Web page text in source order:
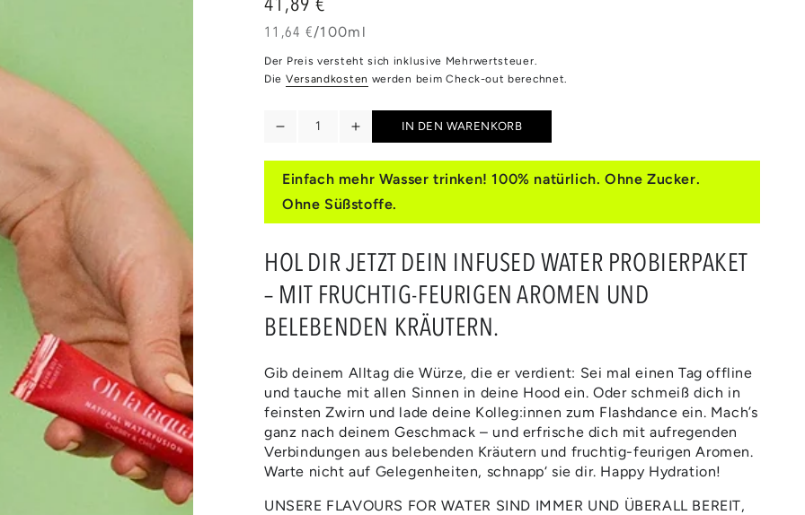
Regulärer
Preis
Stückpreis
11,64 €/
pro 100ml
Der Preis versteht sich inklusive Mehrwertsteuer.
Die Versandkosten werden beim Check-out berechnet.
Verringere
Menge
SPICE
UPS
HERBS
&amp;
SPICES
FLAVOURS
Erhöhe
Menge
für
SPICE
UPS
HERBS
&amp;
SPICES
FLAVOURS
IN DEN WARENKORB
Einfach mehr Wasser trinken! 100% natürlich. Ohne Zucker.
Ohne Süßstoffe.
HOL DIR JETZT DEIN INFUSED WATER PROBIERPAKET
– MIT FRUCHTIG-FEURIGEN AROMEN UND
BELEBENDEN KRÄUTERN.
Gib deinem Alltag die Würze, die er verdient: Sei mal einen Tag offline
und tauche mit allen Sinnen in deine Hood ein. Oder schmeiß dich in
feinsten Zwirn und lade deine Kolleg:innen zum Flashdance ein. Mach’s
ganz nach deinem Geschmack – und erfrische dich mit aufregenden
Verbindungen aus belebenden Kräutern und fruchtig-feurigen Aromen.
Warte nicht auf Gelegenheiten, schnapp‘ sie dir. Happy Hydration!
UNSERE FLAVOURS FOR WATER SIND IMMER UND ÜBERALL BEREIT,